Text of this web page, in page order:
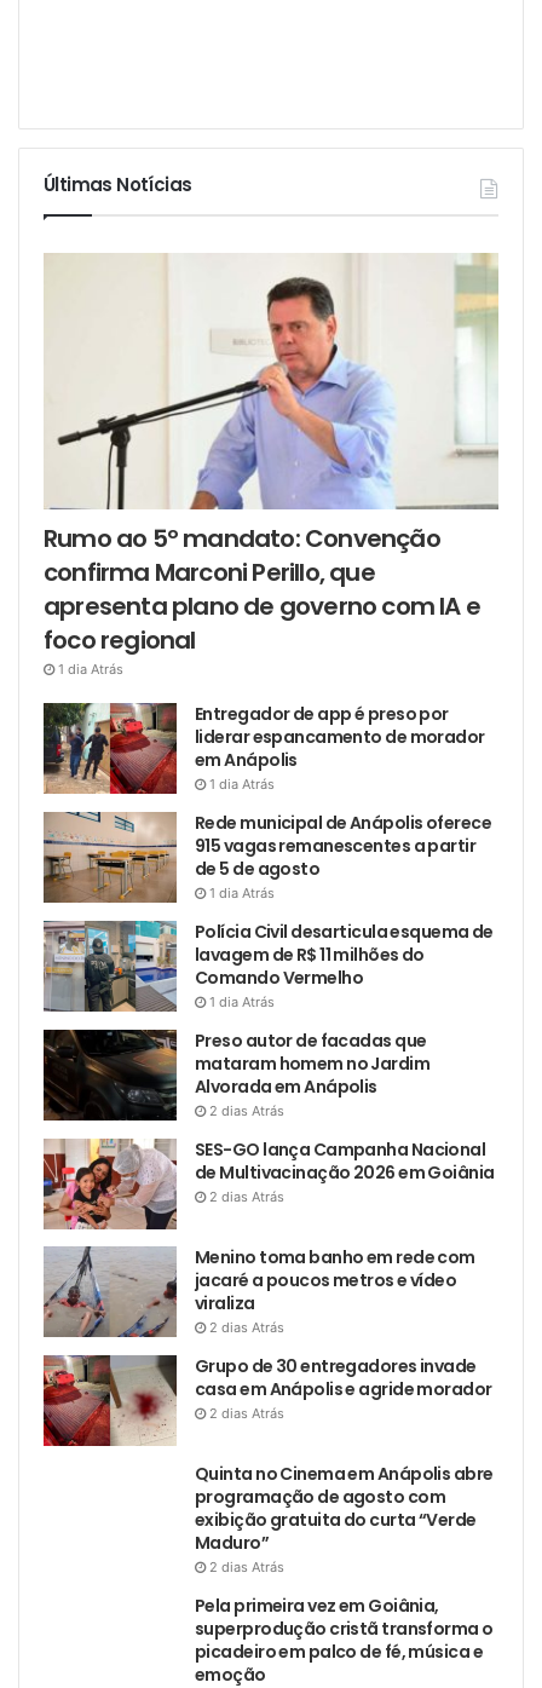
Últimas Notícias
Rumo ao 5º mandato: Convenção
confirma Marconi Perillo, que
apresenta plano de governo com IA e
foco regional
1 dia Atrás
Entregador de app é preso por
liderar espancamento de morador
em Anápolis
1 dia Atrás
Rede municipal de Anápolis oferece
915 vagas remanescentes a partir
de 5 de agosto
1 dia Atrás
Polícia Civil desarticula esquema de
lavagem de R$ 11 milhões do
Comando Vermelho
1 dia Atrás
Preso autor de facadas que
mataram homem no Jardim
Alvorada em Anápolis
2 dias Atrás
SES-GO lança Campanha Nacional
de Multivacinação 2026 em Goiânia
2 dias Atrás
Menino toma banho em rede com
jacaré a poucos metros e vídeo
viraliza
2 dias Atrás
Grupo de 30 entregadores invade
casa em Anápolis e agride morador
2 dias Atrás
Quinta no Cinema em Anápolis abre
programação de agosto com
exibição gratuita do curta “Verde
Maduro”
2 dias Atrás
Pela primeira vez em Goiânia,
superprodução cristã transforma o
picadeiro em palco de fé, música e
emoção